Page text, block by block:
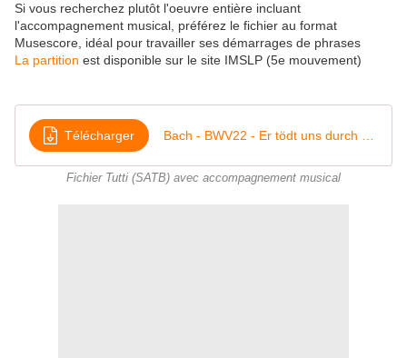
Si vous recherchez plutôt l'oeuvre entière incluant
l'accompagnement musical, préférez le fichier au format
Musescore, idéal pour travailler ses démarrages de phrases
La partition est disponible sur le site IMSLP (5e mouvement)
Télécharger
Fichier Tutti (SATB) avec accompagnement musical